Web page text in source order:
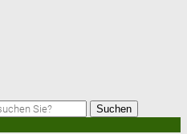
Suchen